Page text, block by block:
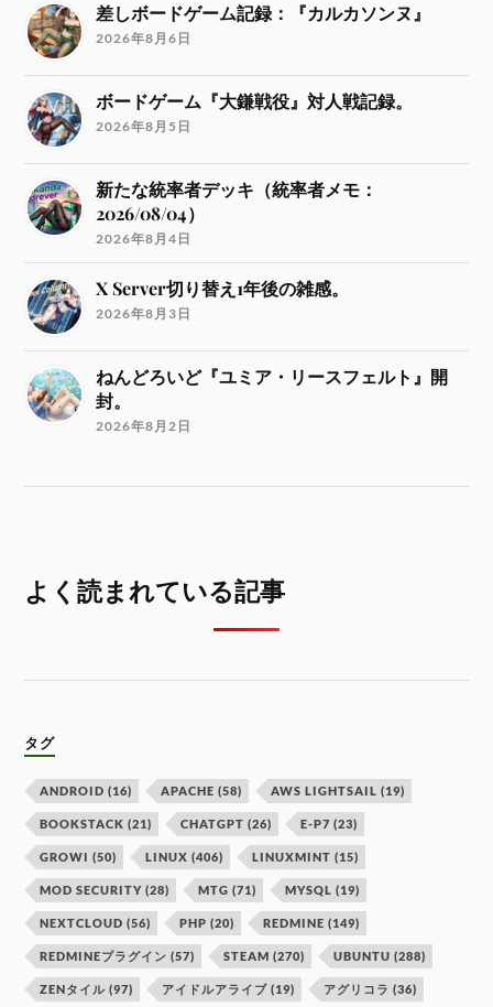
差しボードゲーム記録：『カルカソンヌ』
2026年8月6日
ボードゲーム『大鎌戦役』対人戦記録。
2026年8月5日
新たな統率者デッキ（統率者メモ：
2026/08/04）
2026年8月4日
X Server切り替え1年後の雑感。
2026年8月3日
ねんどろいど『ユミア・リースフェルト』開
封。
2026年8月2日
よく読まれている記事
タグ
ANDROID (16) APACHE (58) AWS LIGHTSAIL (19)
BOOKSTACK (21) CHATGPT (26) E-P7 (23)
GROWI (50) LINUX (406) LINUXMINT (15)
MOD SECURITY (28) MTG (71) MYSQL (19)
NEXTCLOUD (56) PHP (20) REDMINE (149)
REDMINEプラグイン (57) STEAM (270) UBUNTU (288)
ZENタイル (97) アイドルアライブ (19) アグリコラ (36)